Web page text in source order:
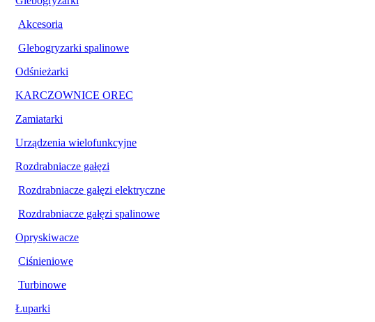
Akcesoria
Glebogryzarki spalinowe
Odśnieżarki
KARCZOWNICE OREC
Zamiatarki
Urządzenia wielofunkcyjne
Rozdrabniacze gałęzi
Rozdrabniacze gałęzi elektryczne
Rozdrabniacze gałęzi spalinowe
Opryskiwacze
Ciśnieniowe
Turbinowe
Łuparki